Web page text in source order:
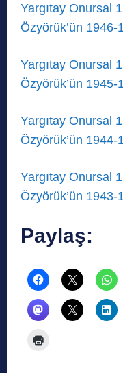
Yargıtay Onursal
Özyörük’ün 1946-
Yargıtay Onursal
Özyörük’ün 1945-
Yargıtay Onursal
Özyörük’ün 1944-
Yargıtay Onursal
Özyörük’ün 1943-
Paylaş: